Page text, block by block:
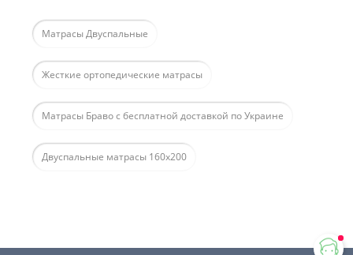
Матрасы Двуспальные
Жесткие ортопедические матрасы
Матрасы Браво с бесплатной доставкой по Украине
Двуспальные матрасы 160х200